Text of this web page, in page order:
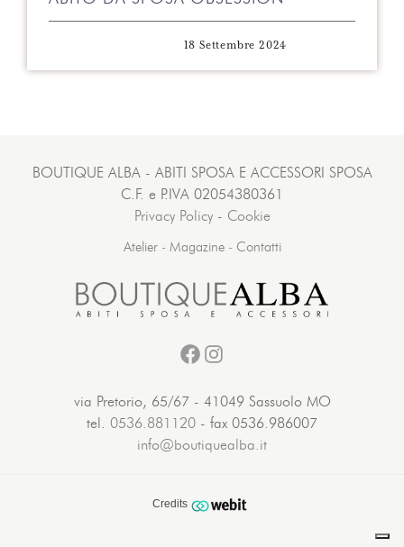
18 Settembre 2024
BOUTIQUE ALBA - ABITI SPOSA E ACCESSORI SPOSA
C.F. e P.IVA 02054380361
Privacy Policy- Cookie
Atelier- Magazine- Contatti
Facebook
via Pretorio, 65/67 - 41049 Sassuolo MO
tel. 0536.881120 - fax 0536.986007
info@boutiquealba.it
Credits